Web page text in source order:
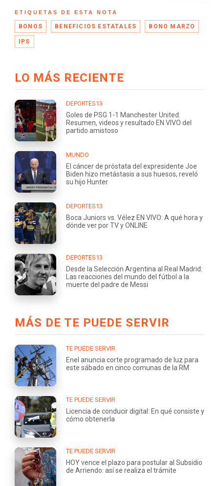
ETIQUETAS DE ESTA NOTA
BONOS BENEFICIOS ESTATALES BONO MARZO
IPS
LO MÁS RECIENTE
DEPORTES13
Goles de PSG 1-1 Manchester United:
Resumen, videos y resultado EN VIVO del
partido amistoso
MUNDO
El cáncer de próstata del expresidente Joe
Biden hizo metástasis a sus huesos, reveló
su hijo Hunter
DEPORTES13
Boca Juniors vs. Vélez EN VIVO: A qué hora y
dónde ver por TV y ONLINE
DEPORTES13
Desde la Selección Argentina al Real Madrid:
Las reacciones del mundo del fútbol a la
muerte del padre de Messi
MÁS DE TE PUEDE SERVIR
TE PUEDE SERVIR
Enel anuncia corte programado de luz para
este sábado en cinco comunas de la RM
TE PUEDE SERVIR
Licencia de conducir digital: En qué consiste y
cómo obtenerla
TE PUEDE SERVIR
HOY vence el plazo para postular al Subsidio
de Arriendo: así se realiza el trámite